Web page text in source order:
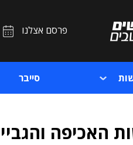
פרסם אצלנו
סייבר
האכיפה